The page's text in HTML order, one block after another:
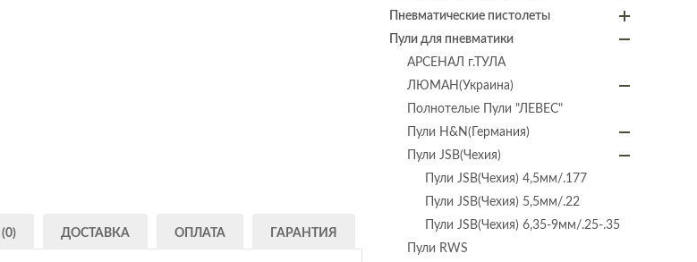
ДОСТАВКА ОПЛАТА ГАРАНТИЯ
Пневматические пистолеты
Пули для пневматики
АРСЕНАЛ г.ТУЛА
ЛЮМАН(Украина)
Полнотелые Пули "ЛЕВЕС"
Пули H&N(Германия)
Пули JSB(Чехия)
Пули JSB(Чехия) 4,5мм/.177
Пули JSB(Чехия) 5,5мм/.22
Пули JSB(Чехия) 6,35-9мм/.25-.35
Пули RWS